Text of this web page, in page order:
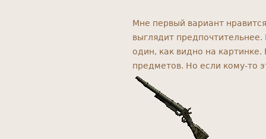
Мне первый вариант
выглядит
один, как видно на
предметов. Но если кому-то